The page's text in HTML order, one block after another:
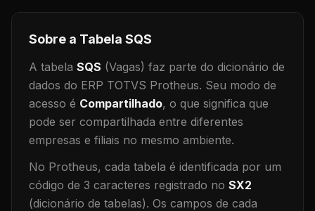
Sobre a Tabela SQS
A tabela SQS (Vagas) faz parte do dicionário de
dados do ERP TOTVS Protheus. Seu modo de
acesso é Compartilhado, o que significa que
pode ser compartilhada entre diferentes
empresas e filiais no mesmo ambiente.
No Protheus, cada tabela é identificada por um
código de 3 caracteres registrado no SX2
(dicionário de tabelas). Os campos de cada